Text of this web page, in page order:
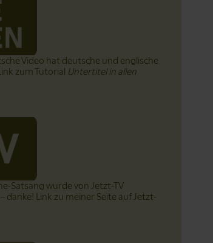
Video hat deutsche und englische
zum Tutorial Untertitel in allen
Satsang wurde von Jetzt-TV
danke! Link zu meiner Seite auf Jetzt-